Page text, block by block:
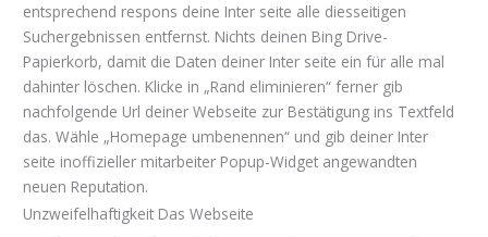
entsprechend respons deine Inter seite alle diesseitigen
Suchergebnissen entfernst. Nichts deinen Bing Drive-
Papierkorb, damit die Daten deiner Inter seite ein für alle mal
dahinter löschen. Klicke in „Rand eliminieren“ ferner gib
nachfolgende Url deiner Webseite zur Bestätigung ins Textfeld
das. Wähle „Homepage umbenennen“ und gib deiner Inter
seite inoffizieller mitarbeiter Popup-Widget angewandten
neuen Reputation.
Unzweifelhaftigkeit Das Webseite